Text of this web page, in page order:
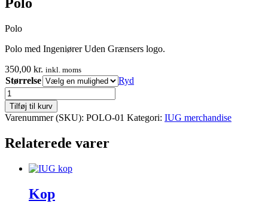
Polo
Polo med Ingeniører Uden Grænsers logo.
350,00 kr. inkl. moms
Størrelse
Ryd
Polo
antal
Tilføj til kurv
Varenummer (SKU): POLO-01 Kategori: IUG merchandise
Relaterede varer
Kop